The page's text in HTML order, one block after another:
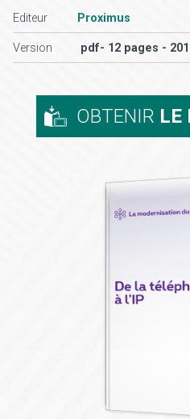
Editeur Proximus
Version pdf- 12 pages -
OBTENIR LE